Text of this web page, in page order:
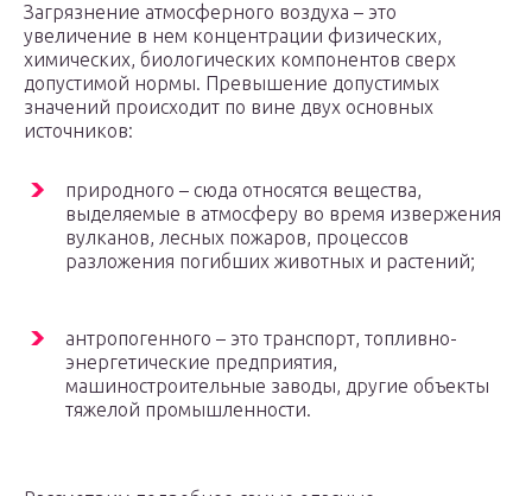
Загрязнение атмосферного воздуха – это
увеличение в нем концентрации физических,
химических, биологических компонентов сверх
допустимой нормы. Превышение допустимых
значений происходит по вине двух основных
источников:
природного – сюда относятся вещества,
выделяемые в атмосферу во время извержения
вулканов, лесных пожаров, процессов
разложения погибших животных и растений;
антропогенного – это транспорт, топливно-
энергетические предприятия,
машиностроительные заводы, другие объекты
тяжелой промышленности.